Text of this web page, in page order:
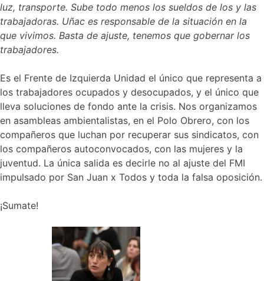
luz, transporte. Sube todo menos los sueldos de los y las
trabajadoras. Uñac es responsable de la situación en la
que vivimos. Basta de ajuste, tenemos que gobernar los
trabajadores.
Es el Frente de Izquierda Unidad el único que representa a
los trabajadores ocupados y desocupados, y el único que
lleva soluciones de fondo ante la crisis. Nos organizamos
en asambleas ambientalistas, en el Polo Obrero, con los
compañeros que luchan por recuperar sus sindicatos, con
los compañeros autoconvocados, con las mujeres y la
juventud. La única salida es decirle no al ajuste del FMI
impulsado por San Juan x Todos y toda la falsa oposición.
¡Sumate!